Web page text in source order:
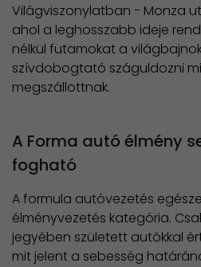
Világviszonylatban - Monza
ahol a leghosszabb ideje
nélkül futamokat a
szívdobogtató száguldozni
megszállottnak.
A Forma autó élmény
fogható
A formula autóvezetés
élményvezetés kategória.
jegyében született autókkal
mit jelent a sebesség